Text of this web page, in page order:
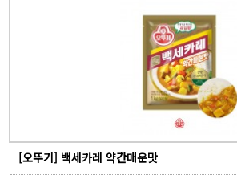
[오뚜기] 백세카레 약간매운맛